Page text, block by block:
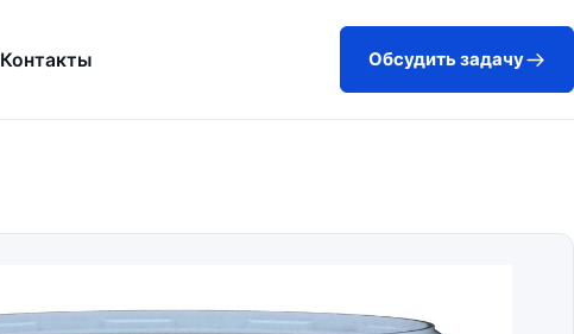
Контакты Обсудить задачу